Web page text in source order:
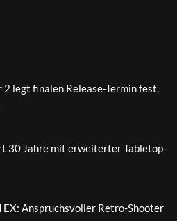
legt finalen Release-Termin fest,
30 Jahre mit erweiterter Tabletop-
EX: Anspruchsvoller Retro-Shooter